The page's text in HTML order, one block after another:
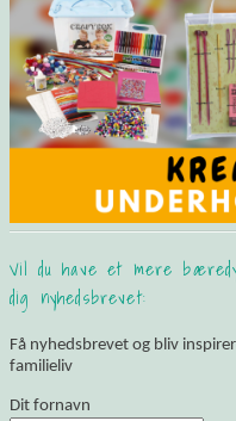
Vil du have et mere
dig nyhedsbrevet:
Få nyhedsbrevet og bliv
familieliv
Dit fornavn